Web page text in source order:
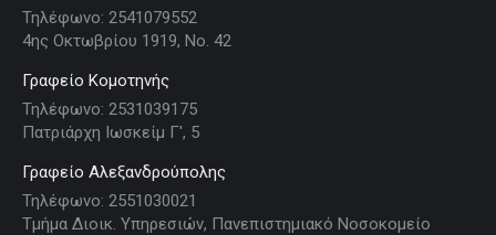
Τηλέφωνο: 2541079552
4ης Οκτωβρίου 1919, Νο. 42
Γραφείο Κομοτηνής
Τηλέφωνο: 2531039175
Πατριάρχη Ιωσκείμ Γ', 5
Γραφείο Αλεξανδρούπολης
Τηλέφωνο: 2551030021
Τμήμα Διοικ. Υπηρεσιών, Πανεπιστημιακό Νοσοκομείο